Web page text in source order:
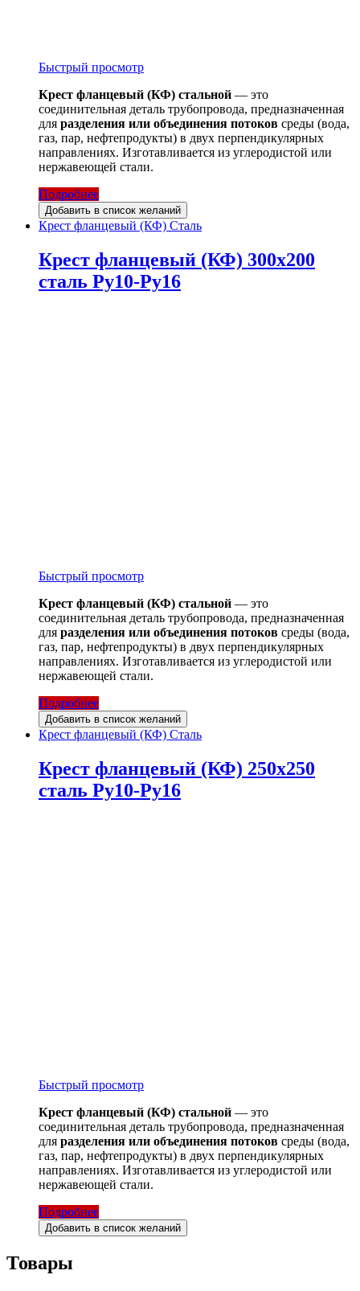
Быстрый просмотр
Крест фланцевый (КФ) стальной — это
соединительная деталь трубопровода, предназначенная
для разделения или объединения потоков среды (вода,
газ, пар, нефтепродукты) в двух перпендикулярных
направлениях. Изготавливается из углеродистой или
нержавеющей стали.
Подробнее
Добавить в список желаний
Крест фланцевый (КФ) Сталь
Крест фланцевый (КФ) 300х200
сталь Ру10-Ру16
Быстрый просмотр
Крест фланцевый (КФ) стальной — это
соединительная деталь трубопровода, предназначенная
для разделения или объединения потоков среды (вода,
газ, пар, нефтепродукты) в двух перпендикулярных
направлениях. Изготавливается из углеродистой или
нержавеющей стали.
Подробнее
Добавить в список желаний
Крест фланцевый (КФ) Сталь
Крест фланцевый (КФ) 250х250
сталь Ру10-Ру16
Быстрый просмотр
Крест фланцевый (КФ) стальной — это
соединительная деталь трубопровода, предназначенная
для разделения или объединения потоков среды (вода,
газ, пар, нефтепродукты) в двух перпендикулярных
направлениях. Изготавливается из углеродистой или
нержавеющей стали.
Подробнее
Добавить в список желаний
Товары